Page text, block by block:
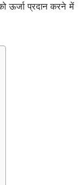
ऊर्जा प्रदान करने में